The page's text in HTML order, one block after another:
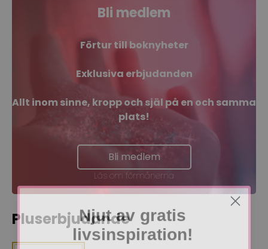
Bli medlem
Förtur till boknyheter
Exklusiva erbjudanden
Allt inom sinne, kropp och själ på en och samma
plats!
Bli medlem
Läs om förmånerna
PluserbjudandeNjut av gratis
livsinspiration!